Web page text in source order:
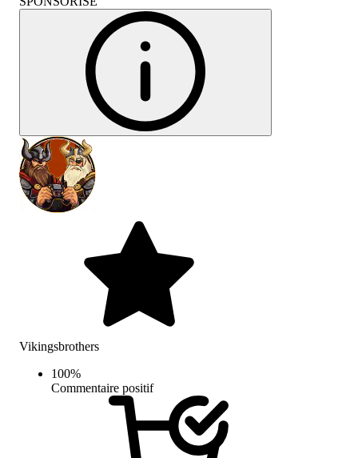
Vikingsbrothers
100%
Commentaire positif